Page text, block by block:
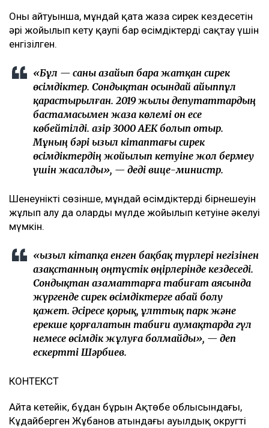
Оның айтуынша, мұндай қатаң жаза сирек кездесетін
әрі жойылып кету қаупі бар өсімдіктерді сақтау үшін
енгізілген.
«Бұл — саны азайып бара жатқан сирек
өсімдіктер. Сондықтан осындай айыппұл
қарастырылған. 2019 жылы депутаттардың
бастамасымен жаза көлемі он есе
көбейтілді. Қазір 3000 АЕК болып отыр.
Мұның бәрі Қызыл кітаптағы сирек
өсімдіктердің жойылып кетуіне жол бермеу
үшін жасалды», — деді вице-министр.
Шенеуніктің сөзінше, мұндай өсімдіктердің бірнешеуін
жұлып алу да олардың мүлде жойылып кетуіне әкелуі
мүмкін.
«Қызыл кітапқа енген бақбақ түрлері негізінен
Қазақстанның оңтүстік өңірлерінде кездеседі.
Сондықтан азаматтарға табиғат аясында
жүргенде сирек өсімдіктерге абай болу
қажет. Әсіресе қорық, ұлттық парк және
ерекше қорғалатын табиғи аумақтарда гүл
немесе өсімдік жұлуға болмайды», — деп
ескертті Шәрбиев.
КОНТЕКСТ
Айта кетейік, бұдан бұрын Ақтөбе облысындағы,
Кұдайберген Жұбанов атындағы ауылдық округтің